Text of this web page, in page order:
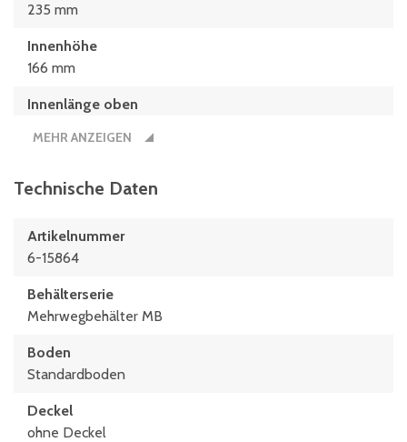
235 mm
Innenhöhe
166 mm
Innenlänge oben
313 mm
400 mm
MEHR ANZEIGEN
Technische Daten
Artikelnummer
6-15864
Behälterserie
Mehrwegbehälter MB
Boden
Standardboden
Deckel
ohne Deckel